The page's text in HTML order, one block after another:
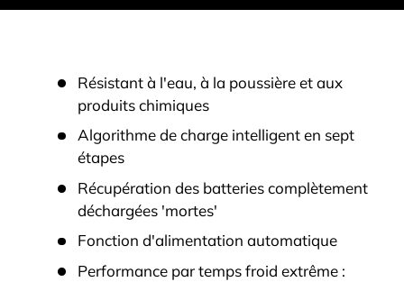
Résistant à l'eau, à la poussière et aux
produits chimiques
Algorithme de charge intelligent en sept
étapes
Récupération des batteries complètement
déchargées 'mortes'
Fonction d'alimentation automatique
Performance par temps froid extrême :